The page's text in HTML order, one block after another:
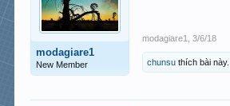
modagiare1
New Member
modagiare1 3/6/18
chunsu thích bài này.